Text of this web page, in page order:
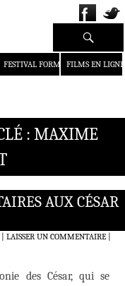
FESTIVAL FORMAT COURT
FILMS EN LIGNE
Recherche
: MAXIME
AUX CÉSAR
LAISSER UN COMMENTAIRE|
des César, qui se